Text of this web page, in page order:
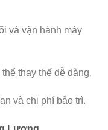
và vận hành máy
thay thế dễ dàng,
và chi phí bảo trì.